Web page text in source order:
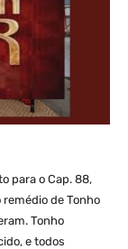
para o Cap. 88,
de Tonho
Tonho
e todos